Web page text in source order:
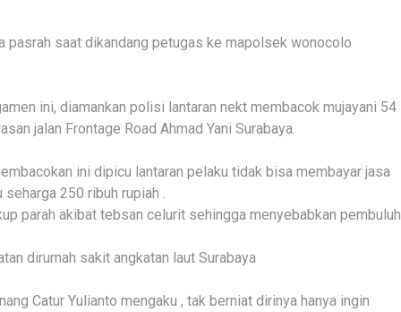
pasrah saat dikandang petugas ke mapolsek wonocolo
ini, diamankan polisi lantaran nekt membacok mujayani 54
jalan Frontage Road Ahmad Yani Surabaya.
ini dipicu lantaran pelaku tidak bisa membayar jasa
250 ribuh rupiah .
parah akibat tebsan celurit sehingga menyebabkan pembuluh
dirumah sakit angkatan laut Surabaya
Catur Yulianto mengaku , tak berniat dirinya hanya ingin